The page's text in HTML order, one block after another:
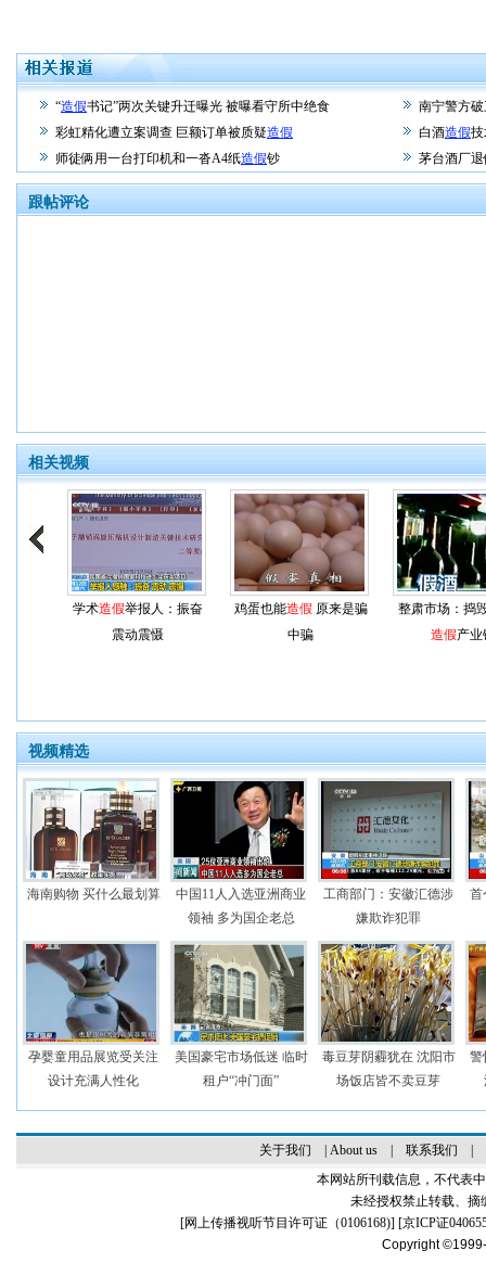
“造假书记”两次关键升迁曝光 被曝看守所中绝食
南宁警方
彩虹精化遭立案调查 巨额订单被质疑造假 白酒造假
师徒俩用一台打印机和一沓A4纸造假钞 茅台酒厂
跟帖评论
相关视频
学术造假举报人：振奋
震动震慑
鸡蛋也能造假 原来是骗
中骗
整肃市场：捣
造假产业
视频精选
海南购物 买什么最划算
中国11人入选亚洲商业
领袖 多为国企老总
工商部门：安徽汇德涉
嫌欺诈犯罪
首
孕婴童用品展览受关注
设计充满人性化
美国豪宅市场低迷 临时
租户“冲门面”
毒豆芽阴霾犹在 沈阳市
场饭店皆不卖豆芽
警
关于我们 About us| 联系我们
本网站所刊载信息，不代表
未经授权禁止转载、摘
[网上传播视听节目许可证（0106168)] [京ICP证
Copyright